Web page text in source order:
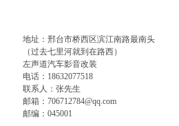
花13万改装劲浪顶级乌托邦
NO.7汽车音
地址：邢台市桥西区滨江南路最南头
（过去七里河就到在路西）
左声道汽车影音改装
电话：18632077518
联系人：张先生
邮箱：706712784@qq.com
邮编：045001